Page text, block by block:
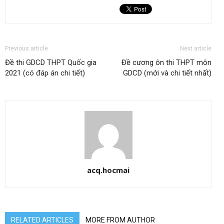
Previous article
Đề thi GDCD THPT Quốc gia
2021 (có đáp án chi tiết)
Next article
Đề cương ôn thi THPT môn
GDCD (mới và chi tiết nhất)
acq.hocmai
RELATED ARTICLES MORE FROM AUTHOR